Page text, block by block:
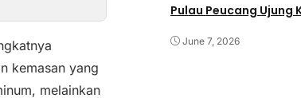
kemasan yang
melainkan
Pulau Peucang Ujung
June 7, 2026